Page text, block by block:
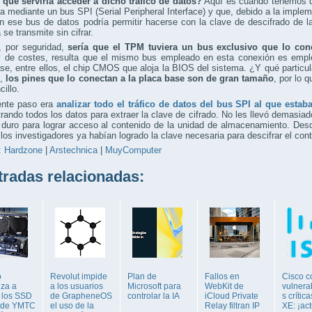
mediante un bus SPI (Serial Peripheral Interface) y que, debido a la
ese bus de datos podría permitir hacerse con la clave de descifrado de
se transmite sin cifrar.
por seguridad,sería que el TPM tuviera un bus exclusivo que lo
de costes, resulta que el mismo bus empleado en esta conexión es
entre ellos, el chip CMOS que aloja la BIOS del sistema. ¿Y qué
los pines que lo conectan a la placa base son de gran tamaño, por lo
paso era analizar todo el tráfico de datos del bus SPI al que
todos los datos para extraer la clave de cifrado. No les llevó
para lograr acceso al contenido de la unidad de almacenamiento.
investigadores ya habían logrado la clave necesaria para descifrar el
Hardzone Arstechnica| MuyComputer
relacionadas:
a
SSD
YMTC
Revolut impide
a los usuarios
de GrapheneOS
el uso de la
Plan de
Microsoft para
controlar la IA
Fallos en
WebKit de
iCloud Private
Relay filtran IP
Cisco
s
XE: